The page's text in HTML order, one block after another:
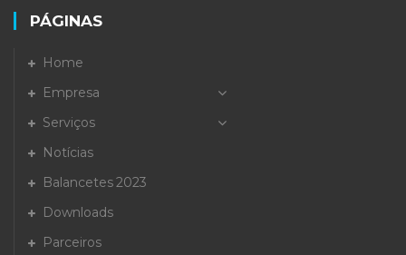
PÁGINAS
Home
Empresa
Serviços
Notícias
Balancetes 2023
Downloads
Parceiros